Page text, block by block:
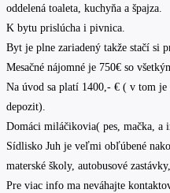
oddelená toaleta, kuchyňa a špajza.
K bytu prislúcha i pivnica.
Byt je plne zariadený takže stačí si
Mesačné nájomné je 750€ so
Na úvod sa platí 1400,- € ( v tom je
depozit).
Domáci miláčikovia( pes, mačka, a
Sídlisko Juh je veľmi obľúbené
materské školy, autobusové
Pre viac info ma neváhajte